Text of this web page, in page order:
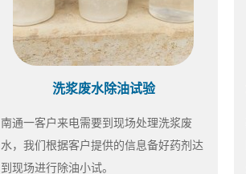
洗浆废水除油试验
南通一客户来电需要到现场处理洗浆废
水，我们根据客户提供的信息备好药剂达
到现场进行除油小试。